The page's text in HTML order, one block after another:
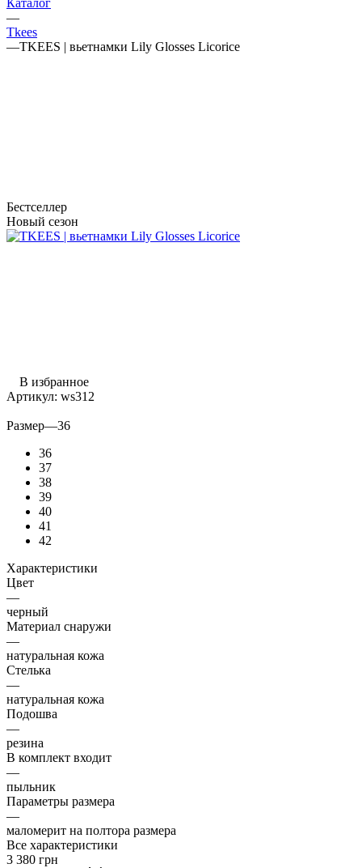
Каталог
—
Tkees
—TKEES | вьетнамки Lily Glosses Licorice
Бестселлер
Новый сезон
В избранное
Артикул: ws312
Размер—36
36
37
38
39
40
41
42
Характеристики
Цвет
—
черный
Материал снаружи
—
натуральная кожа
Стелька
—
натуральная кожа
Подошва
—
резина
В комплект входит
—
пыльник
Параметры размера
—
маломерит на полтора размера
Все характеристики
3 380 грн